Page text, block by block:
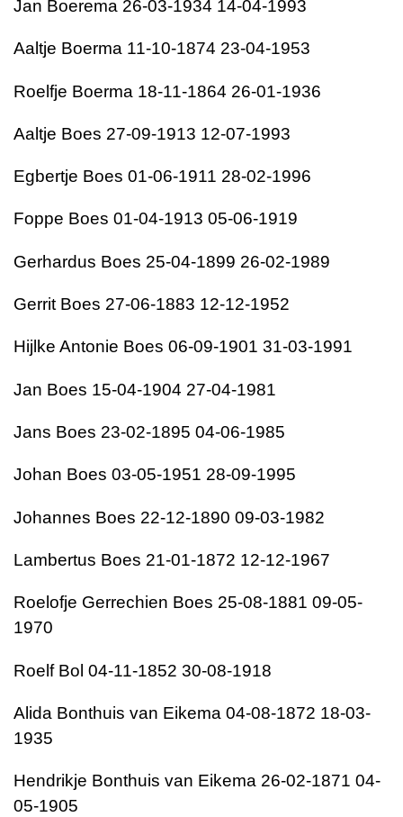
Jan Boerema 26-03-1934 14-04-1993
Aaltje Boerma 11-10-1874 23-04-1953
Roelfje Boerma 18-11-1864 26-01-1936
Aaltje Boes 27-09-1913 12-07-1993
Egbertje Boes 01-06-1911 28-02-1996
Foppe Boes 01-04-1913 05-06-1919
Gerhardus Boes 25-04-1899 26-02-1989
Gerrit Boes 27-06-1883 12-12-1952
Hijlke Antonie Boes 06-09-1901 31-03-1991
Jan Boes 15-04-1904 27-04-1981
Jans Boes 23-02-1895 04-06-1985
Johan Boes 03-05-1951 28-09-1995
Johannes Boes 22-12-1890 09-03-1982
Lambertus Boes 21-01-1872 12-12-1967
Roelofje Gerrechien Boes 25-08-1881 09-05-
1970
Roelf Bol 04-11-1852 30-08-1918
Alida Bonthuis van Eikema 04-08-1872 18-03-
1935
Hendrikje Bonthuis van Eikema 26-02-1871 04-
05-1905